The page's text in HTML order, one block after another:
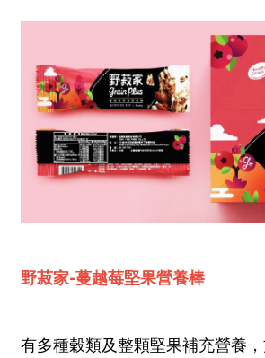
野菽家-蔓越莓堅果營養棒
有多種穀類及整顆堅果補充營養